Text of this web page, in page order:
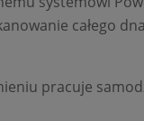
całego
pracuje